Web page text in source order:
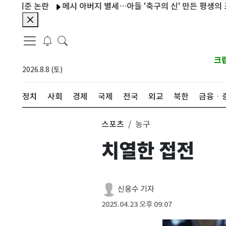
메시 아버지 별세…아들 '축구의 신' 만든 평생의 조력자
2026.8.8 (토)
크
정치 사회 경제 국제 전국 외교 북한 금융ㆍ
스포츠 농구
치열한 접전
신웅수 기자
2025.04.23 오후 09:07